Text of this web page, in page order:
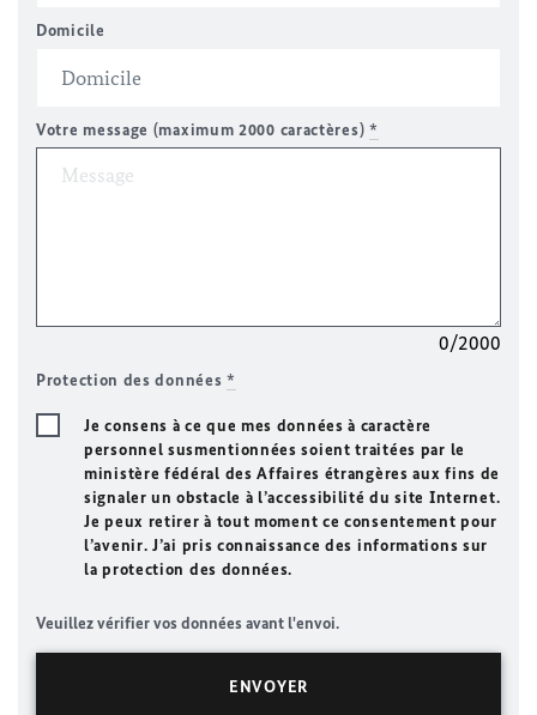
Domicile
Votre message (maximum 2000 caractères) *
0/2000
Protection des données*
Je consens à ce que mes données à caractère
personnel susmentionnées soient traitées par le
ministère fédéral des Affaires étrangères aux fins de
signaler un obstacle à l’accessibilité du site Internet.
Je peux retirer à tout moment ce consentement pour
l’avenir. J’ai pris connaissance des informations sur
la protection des données.
Veuillez vérifier vos données avant l'envoi.